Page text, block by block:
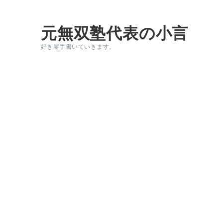
元無双塾代表の小言
好き勝手書いていきます。